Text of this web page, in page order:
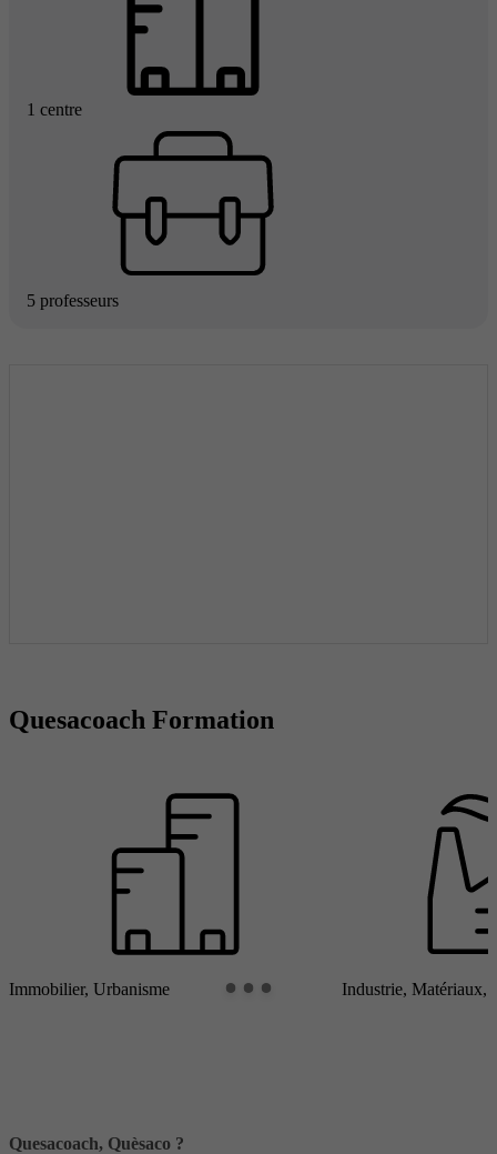
1 centre
5 professeurs
Quesacoach Formation
Immobilier, Urbanisme Industrie, Matériaux,
Quesacoach, Quèsaco ?